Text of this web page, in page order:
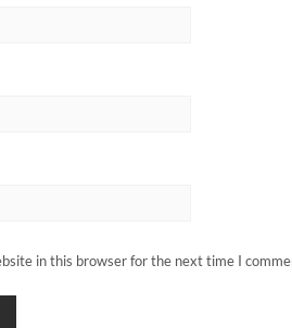
in this browser for the next time I